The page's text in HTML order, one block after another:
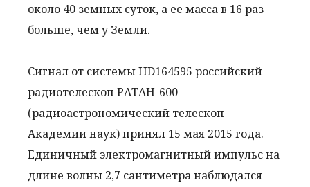
около 40 земных суток, а ее масса в 16 раз
больше, чем у Земли.
Сигнал от системы HD164595 российский
радиотелескоп РАТАН-600
(радиоастрономический телескоп
Академии наук) принял 15 мая 2015 года.
Единичный электромагнитный импульс на
длине волны 2,7 сантиметра наблюдался